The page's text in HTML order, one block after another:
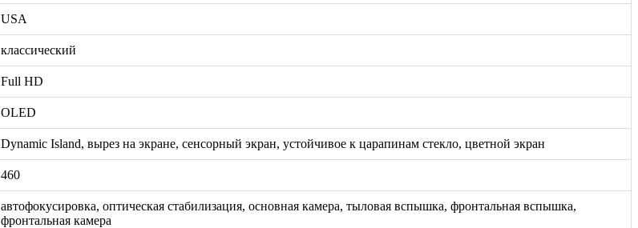
USA
классический
Full HD
OLED
Dynamic Island, вырез на экране, сенсорный экран, устойчивое к царапинам стекло, цветной экран
460
автофокусировка, оптическая стабилизация, основная камера, тыловая вспышка, фронтальная вспышка,
фронтальная камера